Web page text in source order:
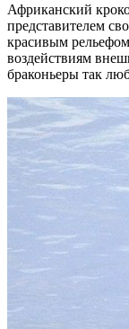
Африканский
представителем
красивым
воздействиям
браконьеры так